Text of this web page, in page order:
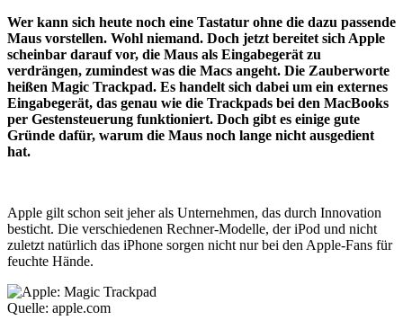
Wer kann sich heute noch eine Tastatur ohne die dazu passende
Maus vorstellen. Wohl niemand. Doch jetzt bereitet sich Apple
scheinbar darauf vor, die Maus als Eingabegerät zu
verdrängen, zumindest was die Macs angeht. Die Zauberworte
heißen Magic Trackpad. Es handelt sich dabei um ein externes
Eingabegerät, das genau wie die Trackpads bei den MacBooks
per Gestensteuerung funktioniert. Doch gibt es einige gute
Gründe dafür, warum die Maus noch lange nicht ausgedient
hat.
Apple gilt schon seit jeher als Unternehmen, das durch Innovation
besticht. Die verschiedenen Rechner-Modelle, der iPod und nicht
zuletzt natürlich das iPhone sorgen nicht nur bei den Apple-Fans für
feuchte Hände.
Quelle: apple.com